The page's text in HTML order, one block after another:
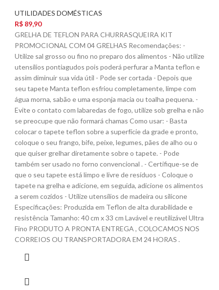
UTILIDADES DOMÉSTICAS
R$ 89,90
GRELHA DE TEFLON PARA CHURRASQUEIRA KIT
PROMOCIONAL COM 04 GRELHAS Recomendações: -
Utilize sal grosso ou fino no preparo dos alimentos - Não utilize
utensílios pontiagudos pois poderá perfurar a Manta teflon e
assim diminuir sua vida útil - Pode ser cortada - Depois que
seu tapete Manta teflon esfriou completamente, limpe com
água morna, sabão e uma esponja macia ou toalha pequena. -
Evite o contato com labaredas de fogo, utilize sob grelha e não
se preocupe que não formará chamas Como usar: - Basta
colocar o tapete teflon sobre a superfície da grade e pronto,
coloque o seu frango, bife, peixe, legumes, pães de alho ou o
que quiser grelhar diretamente sobre o tapete. - Pode
também ser usado no forno convencional . - Certifique-se de
que o seu tapete está limpo e livre de resíduos - Coloque o
tapete na grelha e adicione, em seguida, adicione os alimentos
a serem cozidos - Utilize utensílios de madeira ou silicone
Especificações: Produzida em Teflon de alta durabilidade e
resistência Tamanho: 40 cm x 33 cm Lavável e reutilizável Ultra
Fino PRODUTO A PRONTA ENTREGA , COLOCAMOS NOS
CORREIOS OU TRANSPORTADORA EM 24 HORAS .